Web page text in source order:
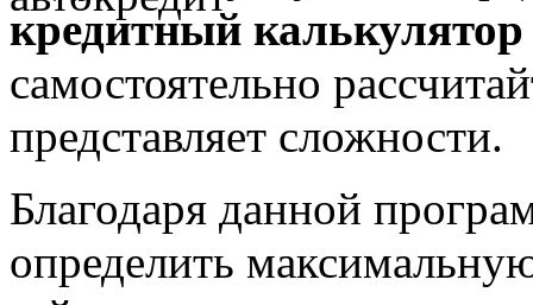
кредитный
самостоятельно
представляет сложности.
Благодаря данной
определить